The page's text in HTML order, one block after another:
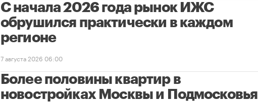
С начала 2026 года рынок ИЖС
обрушился практически в каждом
регионе
7 августа 2026 06:00
Более половины квартир в
новостройках Москвы и Подмосковья